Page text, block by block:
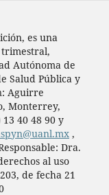
es una
Autónoma de
Salud Pública y
Aguirre
Monterrey,
40 48 90 y
,
Dra.
al uso
de fecha 21